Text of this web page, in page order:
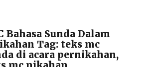
Bahasa Sunda Dalam
Tag: teks mc
di acara pernikahan,